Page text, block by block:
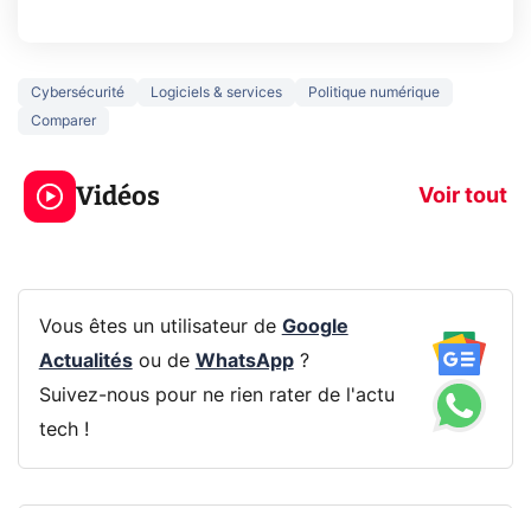
Cybersécurité Logiciels & services
Politique numérique
Comparer
Vidéos Voir tout
5 générations de
jeux dans la
prochaine Xbox !
navigation
Vous êtes un utilisateur de Google
Actualitésou de WhatsApp?
Suivez-nous pour ne rien rater de l'actu
tech !